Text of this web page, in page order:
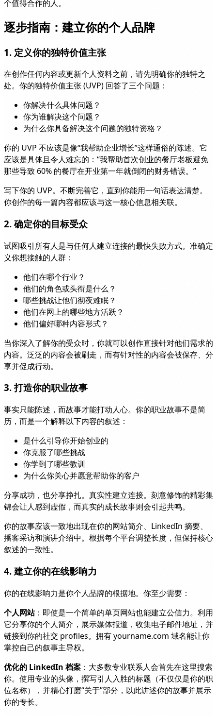
个值得合作的人。
逐步指南：建立你的个人品牌
1. 定义你的独特价值主张
在创作任何内容或更新个人资料之前，请先明确你的独特之
处。你的独特价值主张 (UVP) 回答了三个问题：
你解决什么具体问题？
你为谁解决这个问题？
为什么你具备解决这个问题的独特资格？
你的 UVP 不应该是像“我帮助企业增长”这样通俗的陈述。它
应该是具体且令人难忘的：“我帮助首次创业的餐厅老板避免
那些导致 60% 的餐厅在开业第一年就倒闭的财务错误。”
写下你的 UVP。不断完善它，直到你能用一句话表达清楚。
你创作的每一篇内容都应该与这一核心信息相关联。
2. 确定你的目标受众
试图吸引所有人是与任何人建立连接的最快失败方式。准确定
义你想接触的人群：
他们在哪个行业？
他们的角色或头衔是什么？
哪些挑战让他们彻夜难眠？
他们在网上的哪些地方活跃？
他们偏好哪种内容形式？
当你深入了解你的受众时，你就可以创作直接针对他们需求的
内容。泛泛的内容会被刷走，而有针对性的内容会被保存、分
享并促成行动。
3. 打造你的职业故事
事实只能陈述，而故事才能打动人心。你的职业故事不是简
历，而是一个解释以下内容的叙述：
是什么引导你开始创业的
你克服了哪些挑战
你学到了哪些教训
为什么你关心并愿意帮助你的客户
分享成功，也分享挣扎。真实性建立连接。刻意修饰的精彩集
锦会让人感到虚假，而真实的成长故事则会引起共鸣。
你的故事应该一致地出现在你的网站简介、LinkedIn 摘要、
播客采访和演讲介绍中。根据每个平台调整长度，但保持核心
叙述的一致性。
4. 建立你的在线影响力
你的在线影响力是你个人品牌的根据地。你至少需要：
个人网站：即使是一个简单的单页网站也能建立公信力。利用
它分享你的个人简介，展示媒体报道，收集电子邮件地址，并
链接到你的社交 profiles。拥有 yourname.com 域名能让你
掌控自己的叙事主导权。
优化的 LinkedIn 档案 ：大多数专业联系人会首先在这里搜索
你。使用专业的头像，撰写引人入胜的标题（不仅仅是你的职
位名称），并精心打磨“关于”部分，以此讲述你的故事并展示
你的专长。